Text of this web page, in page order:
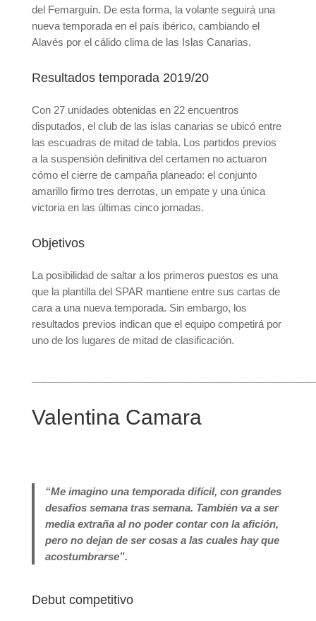
del Femarguín. De esta forma, la volante seguirá una
nueva temporada en el país ibérico, cambiando el
Alavés por el cálido clima de las Islas Canarias.
Resultados temporada 2019/20
Con 27 unidades obtenidas en 22 encuentros
disputados, el club de las islas canarias se ubicó entre
las escuadras de mitad de tabla. Los partidos previos
a la suspensión definitiva del certamen no actuaron
cómo el cierre de campaña planeado: el conjunto
amarillo firmo tres derrotas, un empate y una única
victoria en las últimas cinco jornadas.
Objetivos
La posibilidad de saltar a los primeros puestos es una
que la plantilla del SPAR mantiene entre sus cartas de
cara a una nueva temporada. Sin embargo, los
resultados previos indican que el equipo competirá por
uno de los lugares de mitad de clasificación.
Valentina Camara
“Me imagino una temporada difícil, con grandes
desafíos semana tras semana. También va a ser
media extraña al no poder contar con la afición,
pero no dejan de ser cosas a las cuales hay que
acostumbrarse”.
Debut competitivo